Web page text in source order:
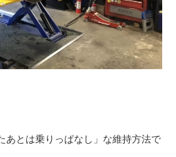
あとは乗りっぱなし」な維持方法で